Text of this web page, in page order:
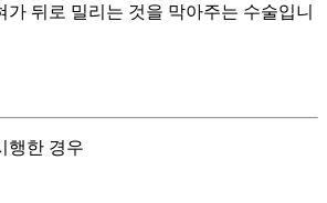
가 뒤로 밀리는 것을 막아주는 수술입니
행한 경우